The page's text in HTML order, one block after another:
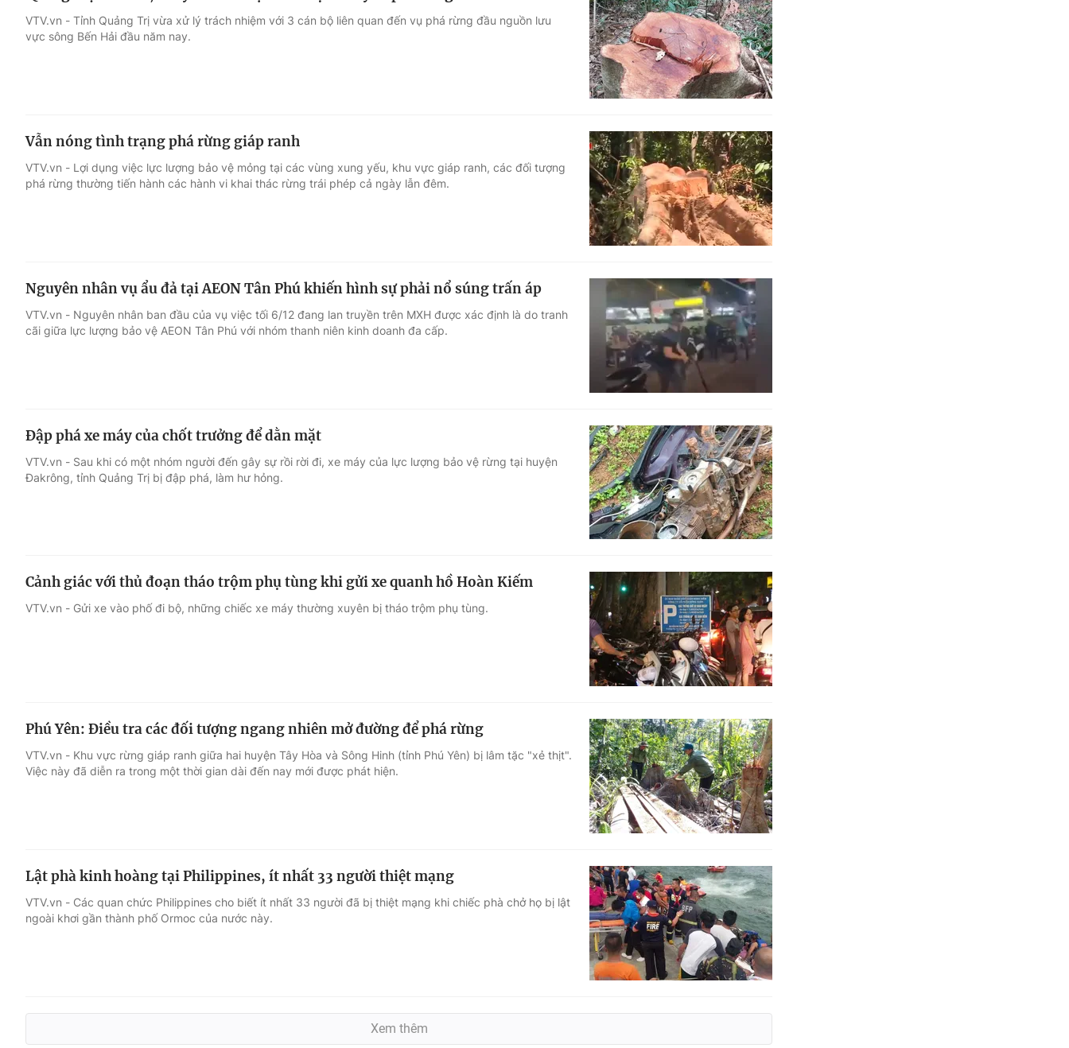
VTV.vn - Tỉnh Quảng Trị vừa xử lý trách nhiệm với 3 cán bộ liên quan đến vụ phá rừng đầu nguồn lưu
vực sông Bến Hải đầu năm nay.
Vẫn nóng tình trạng phá rừng giáp ranh
VTV.vn - Lợi dụng việc lực lượng bảo vệ mỏng tại các vùng xung yếu, khu vực giáp ranh, các đối tượng
phá rừng thường tiến hành các hành vi khai thác rừng trái phép cả ngày lẫn đêm.
Nguyên nhân vụ ẩu đả tại AEON Tân Phú khiến hình sự phải nổ súng trấn áp
VTV.vn - Nguyên nhân ban đầu của vụ việc tối 6/12 đang lan truyền trên MXH được xác định là do tranh
cãi giữa lực lượng bảo vệ AEON Tân Phú với nhóm thanh niên kinh doanh đa cấp.
Đập phá xe máy của chốt trưởng để dằn mặt
VTV.vn - Sau khi có một nhóm người đến gây sự rồi rời đi, xe máy của lực lượng bảo vệ rừng tại huyện
Đakrông, tỉnh Quảng Trị bị đập phá, làm hư hỏng.
Cảnh giác với thủ đoạn tháo trộm phụ tùng khi gửi xe quanh hồ Hoàn Kiếm
VTV.vn - Gửi xe vào phố đi bộ, những chiếc xe máy thường xuyên bị tháo trộm phụ tùng.
Phú Yên: Điều tra các đối tượng ngang nhiên mở đường để phá rừng
VTV.vn - Khu vực rừng giáp ranh giữa hai huyện Tây Hòa và Sông Hinh (tỉnh Phú Yên) bị lâm tặc "xẻ thịt".
Việc này đã diễn ra trong một thời gian dài đến nay mới được phát hiện.
Lật phà kinh hoàng tại Philippines, ít nhất 33 người thiệt mạng
VTV.vn - Các quan chức Philippines cho biết ít nhất 33 người đã bị thiệt mạng khi chiếc phà chở họ bị lật
ngoài khơi gần thành phố Ormoc của nước này.
Xem thêm